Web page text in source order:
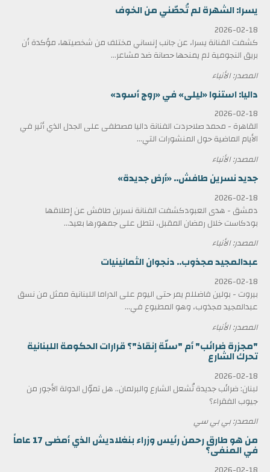
يسرا: الشهرة لم تُحصّني من الخوف
2026-02-18
كشفت الفنانة يسرا، عن جانب إنساني مختلف من شخصيتها، مؤكدة أن
بريق النجومية لم يمنحها حصانة ضد مشاعر...
المصدر: الأنباء
داليا: استنوا «ليلى» في «روج أسود»
2026-02-18
القاهرة - محمد صلاحردت الفنانة داليا مصطفى على الجدل الذي أثير في
الأيام الماضية حول المنشورات التي...
المصدر: الأنباء
جديد نسرين طافش.. «أرض جديدة»
2026-02-18
دمشق - هدى العبودكشفت الفنانة نسرين طافش عن إطلاقها
بودكاست خلال رمضان المقبل، لتطل على جمهورها بعيد...
المصدر: الأنباء
عبدالمجيد مجذوب.. دنجوان الثمانينيات
2026-02-18
بيروت - بولين فاضللم يمر حتى اليوم على الدراما اللبنانية ممثل من نسق
عبدالمجيد مجذوب، وهو المطبوع في...
المصدر: الأنباء
"مجزرة ضرائب" أم "سلّة إنقاذ"؟ قرارات الحكومة اللبنانية
تحرك الشارع
2026-02-18
لبنان: ضرائب جديدة تُشعل الشارع والبرلمان.. هل تموّل الدولة الأجور من
جيوب الفقراء؟
المصدر: بي بي سي
من هو طارق رحمن رئيس وزراء بنغلاديش الذي أمضى 17 عاماً
في المنفى؟